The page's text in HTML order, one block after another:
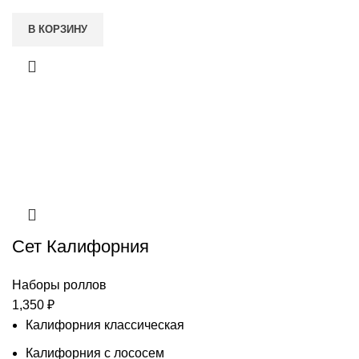
В КОРЗИНУ
Сет Калифорния
Наборы роллов
1,350 ₽
Калифорния классическая
Калифорния с лососем